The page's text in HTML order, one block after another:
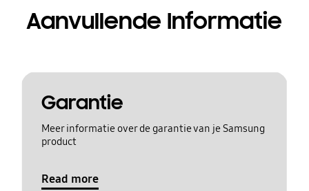
Aanvullende Informatie
Garantie
Meer informatie over de garantie van je Samsung
product
Read more